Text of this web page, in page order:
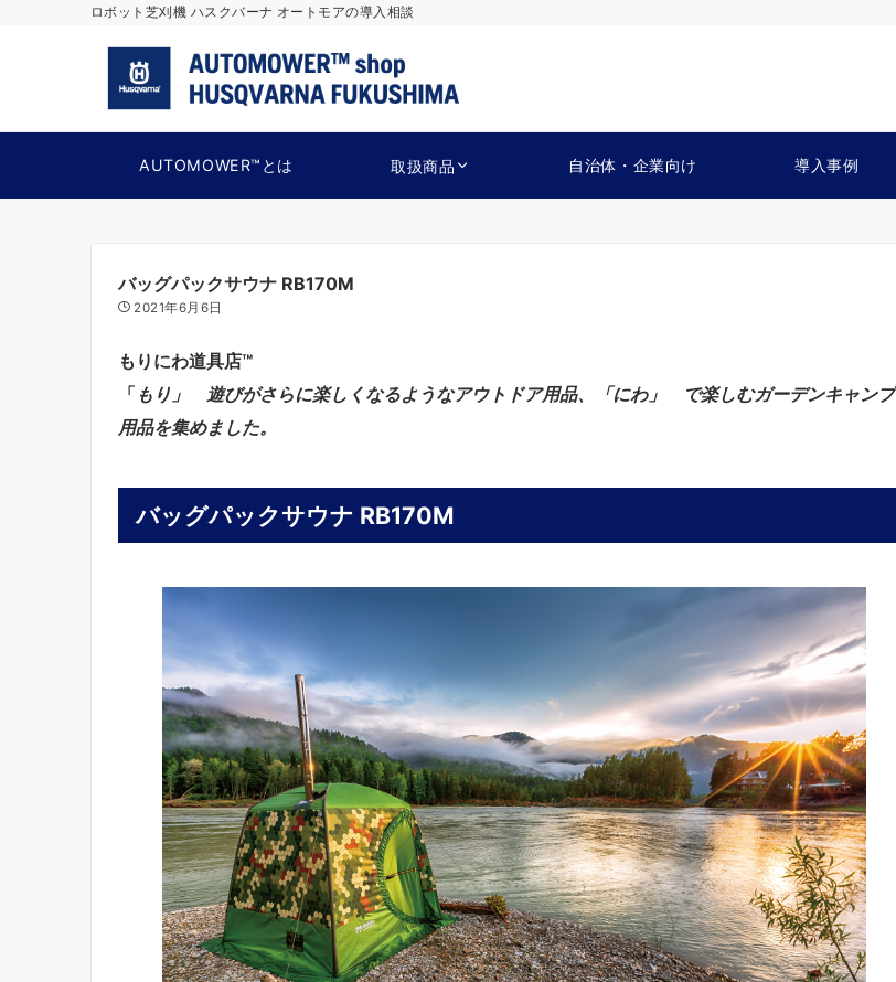
ロボット芝刈機 ハスクバーナ オートモアの導入相談
AUTOMOWER™とは 取扱商品 自治体・企業向け 導入事例
バッグパックサウナ RB170M
2021年6月6日
もりにわ道具店™
「 もり」
遊びがさらに楽しくなるようなアウトドア用品、「にわ」 で楽しむガーデンキャンプ
用品を集めました。
バッグパックサウナ RB170M